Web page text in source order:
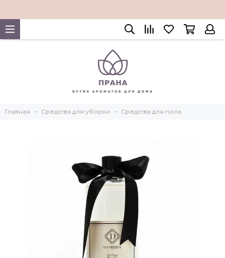
Главная Средства для уборки Средства для пола